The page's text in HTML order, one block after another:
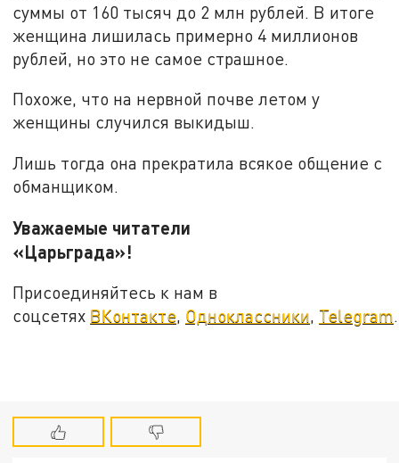
суммы от 160 тысяч до 2 млн рублей. В итоге
женщина лишилась примерно 4 миллионов
рублей, но это не самое страшное.
Похоже, что на нервной почве летом у
женщины случился выкидыш.
Лишь тогда она прекратила всякое общение с
обманщиком.
Уважаемые читатели
«Царьграда»!
Присоединяйтесь к нам в
соцсетях ВКонтакте, Одноклассники, Telegram.